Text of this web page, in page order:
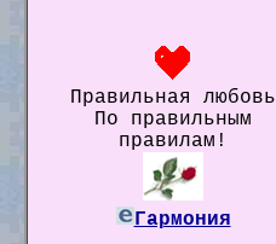
Правильная любовь
По правильным
правилам!
Гармония